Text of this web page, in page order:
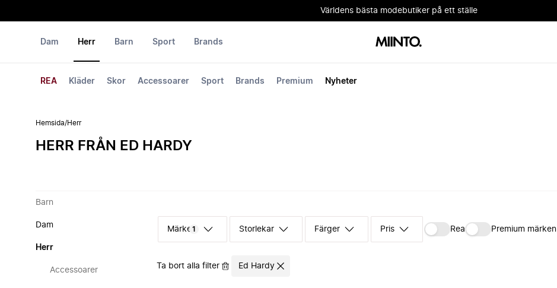
Världens bästa modebutiker på ett ställe
Dam Herr
REA Kläder Skor Accessoarer Sport Brands Premium Nyheter
Barn Sport Brands
Hemsida/Herr
HERR FRÅN ED HARDY
Barn
Dam
Herr
Accessoarer
Märke 1 Storlekar Färger Pris Rea Premium märken
Ta bort alla filter Ed Hardy